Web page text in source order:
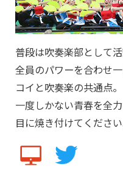
普段は吹奏楽部として活
全員のパワーを合わせ
コイと吹奏楽の共通点。
一度しかない青春を全
目に焼き付けてください